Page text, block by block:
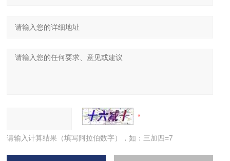
请输入计算结果（填写阿拉伯数字），如：三加四=7